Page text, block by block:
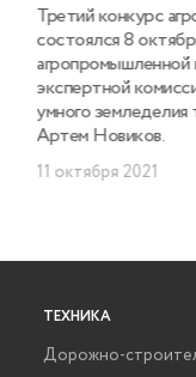
Третий конкурс
состоялся 8
агропромышленной
экспертной
умного
Артем Новиков.
11 октября 2021
ТЕХНИКА
Дорожно-